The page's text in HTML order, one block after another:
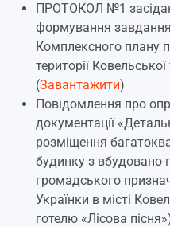
ПРОТОКОЛ №1
формування
Комплексного плану
території
(Завантажити)
Повідомлення про
документації «
розміщення
будинку з
громадського
Українки в місті
готелю «Лісова пісня